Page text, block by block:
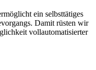
ein selbsttätiges
Damit rüsten wir
vollautomatisierter